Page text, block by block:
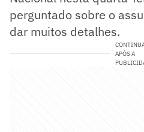
perguntado sobre o
dar muitos detalhes.
APÓS A